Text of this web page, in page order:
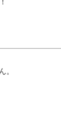
。